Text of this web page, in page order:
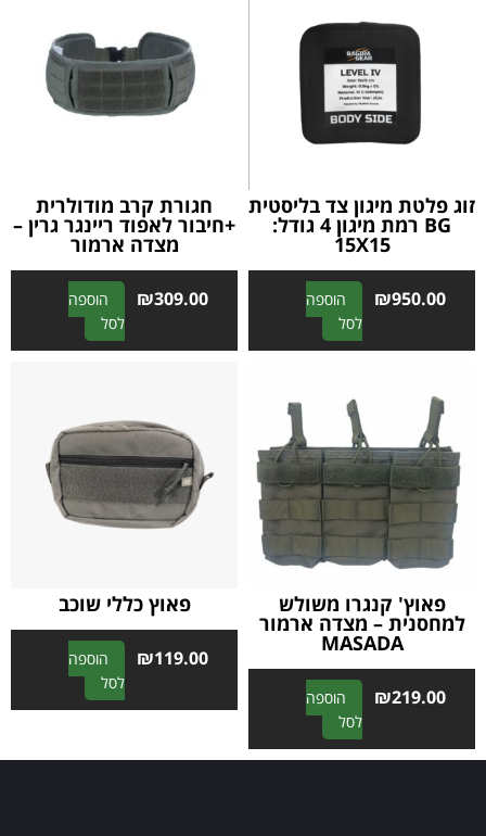
זוג פלטת מיגון צד בליסטית
BG רמת מיגון 4 גודל:
15X15
₪950.00
הוספה
לסל
A
l
n
a
t
i
v
e
חגורת קרב מודולרית
+חיבור לאפוד ריינגר גרין –
מצדה ארמור
₪309.00
הוספה
לסל
A
l
n
a
t
i
פאוץ' קנגרו משולש
למחסנית – מצדה ארמור
MASADA
₪219.00
הוספה
לסל
A
l
פאוץ כללי שוכב
₪119.00
הוספה
לסל
A
l